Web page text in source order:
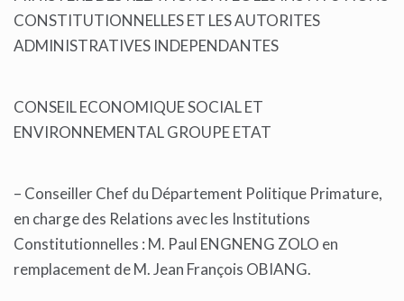
CONSTITUTIONNELLES ET LES AUTORITES
ADMINISTRATIVES INDEPENDANTES
CONSEIL ECONOMIQUE SOCIAL ET
ENVIRONNEMENTAL GROUPE ETAT
– Conseiller Chef du Département Politique Primature,
en charge des Relations avec les Institutions
Constitutionnelles : M. Paul ENGNENG ZOLO en
remplacement de M. Jean François OBIANG.